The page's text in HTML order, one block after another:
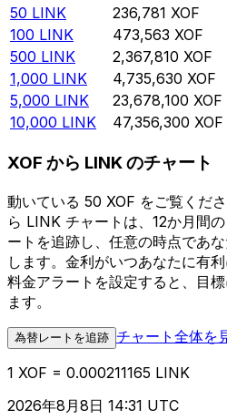
50 LINK 236,781 XOF
100 LINK 473,563 XOF
500 LINK 2,367,810 XOF
1,000 LINK 4,735,630 XOF
5,000 LINK 23,678,100 XOF
10,000 LINK 47,356,300 XOF
XOF から LINK のチャート
動いている 50 XOF をご覧くだ
ら LINK チャートは、12か月間
ートを追跡し、任意の時点であ
します。金利がいつあなたに有
料金アラートを設定すると、目
ます。
為替レートを追跡 チャート全体を
1 XOF = 0.000211165 LINK
2026年8月8日 14:31 UTC